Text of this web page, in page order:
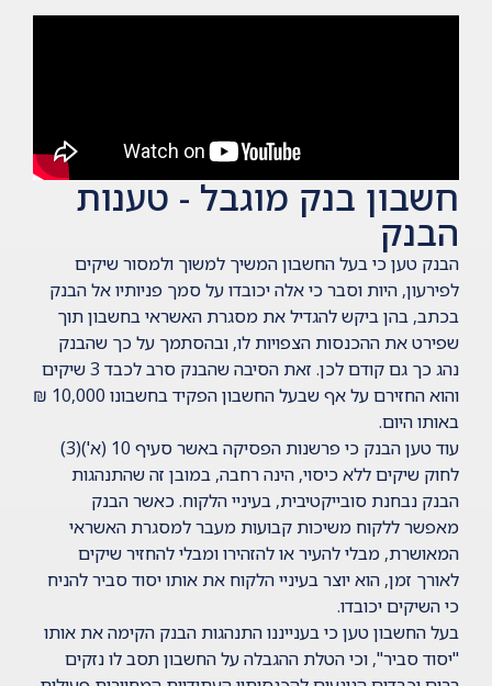
חשבון בנק מוגבל - טענות
הבנק
הבנק טען כי בעל החשבון המשיך למשוך ולמסור שיקים
לפירעון, היות וסבר כי אלה יכובדו על סמך פניותיו אל הבנק
בכתב, בהן ביקש להגדיל את מסגרת האשראי בחשבון תוך
שפירט את ההכנסות הצפויות לו, ובהסתמך על כך שהבנק
נהג כך גם קודם לכן. זאת הסיבה שהבנק סרב לכבד 3 שיקים
והוא החזירם על אף שבעל החשבון הפקיד בחשבונו 10,000 ₪
באותו היום.
עוד טען הבנק כי פרשנות הפסיקה באשר
סעיף 10 (א')(3)
לחוק שיקים ללא כיסוי, הינה רחבה, במובן זה שהתנהגות
הבנק נבחנת סובייקטיבית, בעיניי הלקוח. כאשר הבנק
מאפשר ללקוח משיכות קבועות מעבר למסגרת האשראי
המאושרת, מבלי להעיר או להזהירו ומבלי להחזיר שיקים
לאורך זמן, הוא יוצר בעיניי הלקוח את אותו יסוד סביר להניח
כי השיקים יכובדו.
בעל החשבון טען כי בענייננו התנהגות הבנק הקימה את אותו
"יסוד סביר", וכי הטלת ההגבלה על החשבון תסב לו נזקים